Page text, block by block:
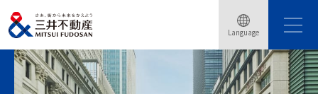
Language
トップページ 会社情報